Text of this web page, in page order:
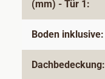
(mm) - Tür 1:
Boden inklusive:
Dachbedeckung: